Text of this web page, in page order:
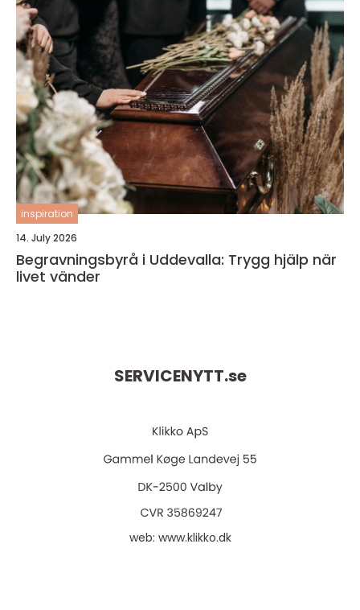
inspiration
14. July 2026
Begravningsbyrå i Uddevalla: Trygg hjälp när
livet vänder
SERVICENYTT.se
web: www.klikko.dk